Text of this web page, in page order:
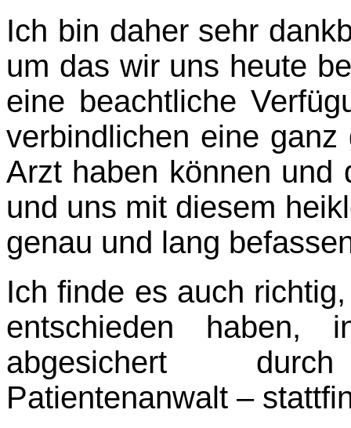
Ich bin daher sehr
um das wir uns heute
eine beachtliche
verbind­lichen eine
Arzt haben können und
und uns mit diesem
genau und lang
Ich finde es auch
entschieden
abgesichert
Patientenanwalt –